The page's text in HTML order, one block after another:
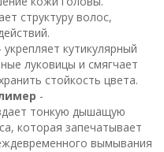
структуру волос,
укрепляет кутикулярный
луковицы и смягчает
стойкость цвета.
-
тонкую дышащую
которая запечатывает
вымывания